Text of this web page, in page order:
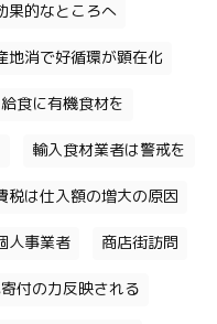
果的なところへ
地消で好循環が顕在化
給食に有機食材を
輸入食材業者は警戒を
税は仕入額の増大の原因
人事業者 商店街訪問
付の力反映される